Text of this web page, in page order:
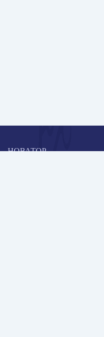
НОВАТОР